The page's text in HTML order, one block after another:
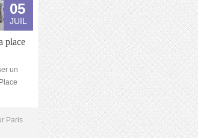
05
JUIL
place
un
Paris